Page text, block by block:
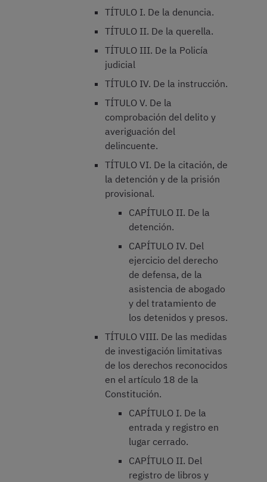
TÍTULO I. De la denuncia.
TÍTULO II. De la querella.
TÍTULO III. De la Policía
judicial
TÍTULO IV. De la instrucción.
TÍTULO V. De la
comprobación del delito y
averiguación del
delincuente.
TÍTULO VI. De la citación, de
la detención y de la prisión
provisional.
CAPÍTULO II. De la
detención.
CAPÍTULO IV. Del
ejercicio del derecho
de defensa, de la
asistencia de abogado
y del tratamiento de
los detenidos y presos.
TÍTULO VIII. De las medidas
de investigación limitativas
de los derechos reconocidos
en el artículo 18 de la
Constitución.
CAPÍTULO I. De la
entrada y registro en
lugar cerrado.
CAPÍTULO II. Del
registro de libros y